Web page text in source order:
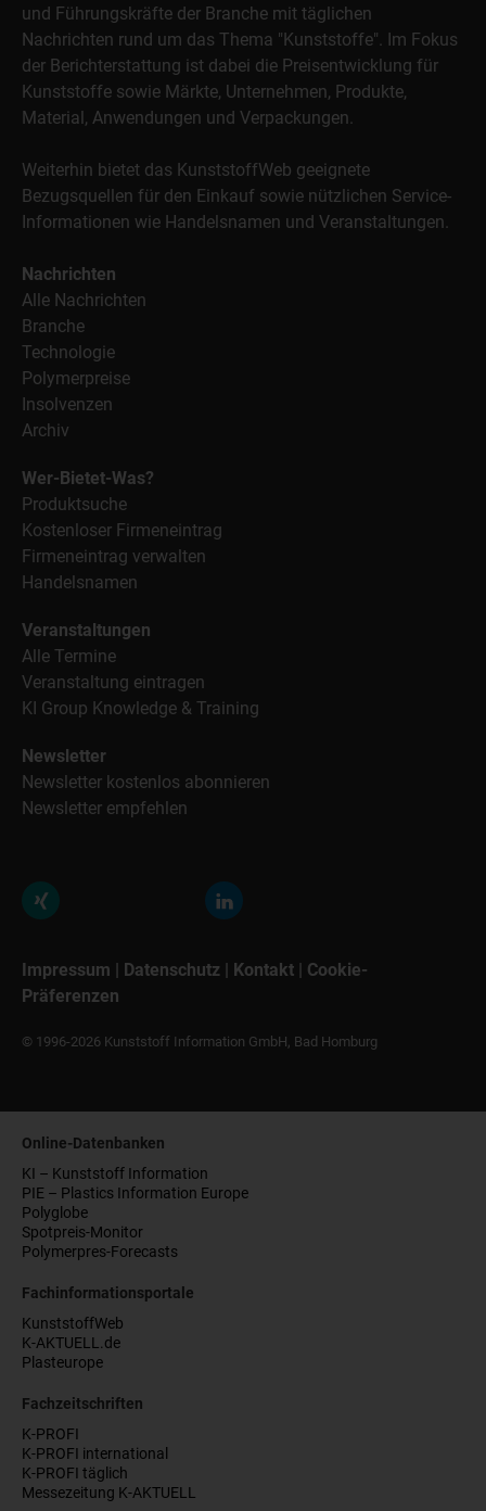
und Führungskräfte der Branche mit täglichen
Nachrichten rund um das Thema "Kunststoffe". Im Fokus
der Berichterstattung ist dabei die Preisentwicklung für
Kunststoffe sowie Märkte, Unternehmen, Produkte,
Material, Anwendungen und Verpackungen.
Weiterhin bietet das KunststoffWeb geeignete
Bezugsquellen für den Einkauf sowie nützlichen Service-
Informationen wie Handelsnamen und Veranstaltungen.
Nachrichten
Alle Nachrichten
Branche
Technologie
Polymerpreise
Insolvenzen
Archiv
Wer-Bietet-Was?
Produktsuche
Kostenloser Firmeneintrag
Firmeneintrag verwalten
Handelsnamen
Veranstaltungen
Alle Termine
Veranstaltung eintragen
KI Group Knowledge & Training
Newsletter
Newsletter kostenlos abonnieren
Newsletter empfehlen
Impressum | Datenschutz | Kontakt | Cookie-
Präferenzen
© 1996-2026 Kunststoff Information GmbH, Bad Homburg
Online-Datenbanken
KI – Kunststoff Information
PIE – Plastics Information Europe
Polyglobe
Spotpreis-Monitor
Polymerpres-Forecasts
Fachinformationsportale
KunststoffWeb
K-AKTUELL.de
Plasteurope
Fachzeitschriften
K-PROFI
K-PROFI international
K-PROFI täglich
Messezeitung K-AKTUELL